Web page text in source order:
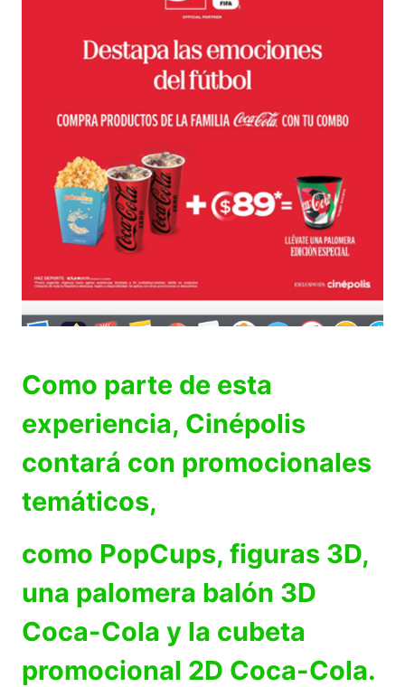
Como parte de esta
experiencia, Cinépolis
contará con promocionales
temáticos,
como PopCups, figuras 3D,
una palomera balón 3D
Coca-Cola y la cubeta
promocional 2D Coca-Cola.